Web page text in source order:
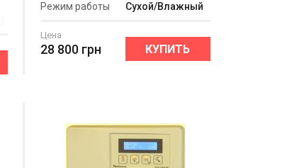
Режим работы Сухой/Влажный
Цена
28 800 грн КУПИТЬ